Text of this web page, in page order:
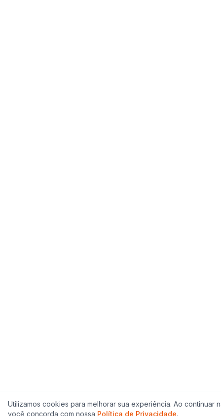
Utilizamos cookies para melhorar sua experiência. Ao continuar
você concorda com nossa Política de Privacidade.